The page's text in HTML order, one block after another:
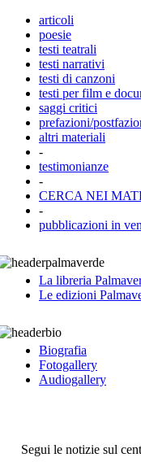
articoli
poesie
testi teatrali
testi narrativi
testi di canzoni
testi per film e
saggi critici
prefazioni/
altri materiali
-
testimonianze
-
CERCA NEI
-
pubblicazioni in
La libreria
Le edizioni
Biografia
Fotogallery
Audiogallery
Segui le notizie sul